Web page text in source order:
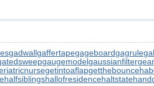
gadwallgaffertapegageboardgagrule
gaugemodelgaussianfilter
getintoaflapgetthebounce
halfsiblingshallofresidencehaltstate